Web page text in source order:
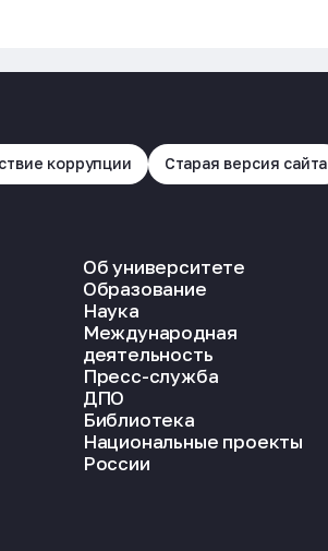
коррупции Старая версия сайта
Об университете
Образование
Наука
Международная
деятельность
Пресс-служба
ДПО
Библиотека
Национальные проекты
России